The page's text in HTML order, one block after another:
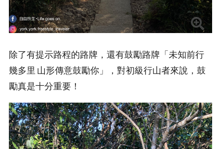
除了有提示路程的路牌，還有鼓勵路牌「未知前行
幾多里 山形傳意鼓勵你」，對初級行山者來說，鼓
勵真是十分重要！